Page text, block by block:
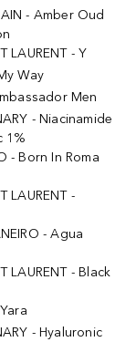
- Amber Oud
LAURENT - Y
Way
Men
- Niacinamide
1%
- Born In Roma
LAURENT -
- Agua
LAURENT - Black
- Hyaluronic